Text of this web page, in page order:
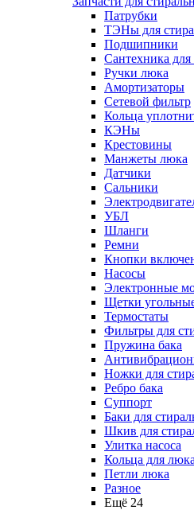
Патрубки
ТЭНы для
Подшипники
Сантехника
Ручки люка
Амортизаторы
Сетевой фильтр
Кольца
КЭНы
Крестовины
Манжеты люка
Датчики
Сальники
УБЛ
Шланги
Ремни
Кнопки
Насосы
Электронные
Щетки
Термостаты
Фильтры для
Пружина бака
Ножки для
Ребро бака
Суппорт
Баки для
Шкив для
Улитка насоса
Кольца для люка
Петли люка
Разное
Ещё 24